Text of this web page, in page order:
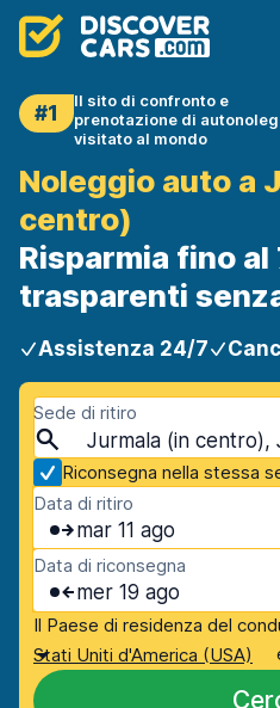
#1
Il sito di confronto e
prenotazione di
visitato al mondo
Noleggio auto a
centro)
Risparmia fino al
trasparenti
Assistenza 24/7
Sede di ritiro
Jurmala (in centro),
Riconsegna nella stessa
Data di ritiro
mar 11 ago
Data di riconsegna
mer 19 ago
Il Paese di residenza del
Stati Uniti d'America (USA)